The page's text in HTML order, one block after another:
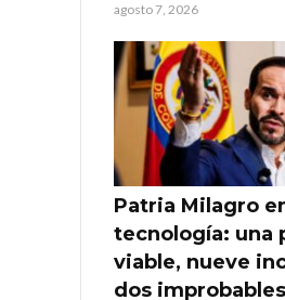
agosto 7, 2026
Patria Milagro
tecnología: una
viable, nueve
dos improbables